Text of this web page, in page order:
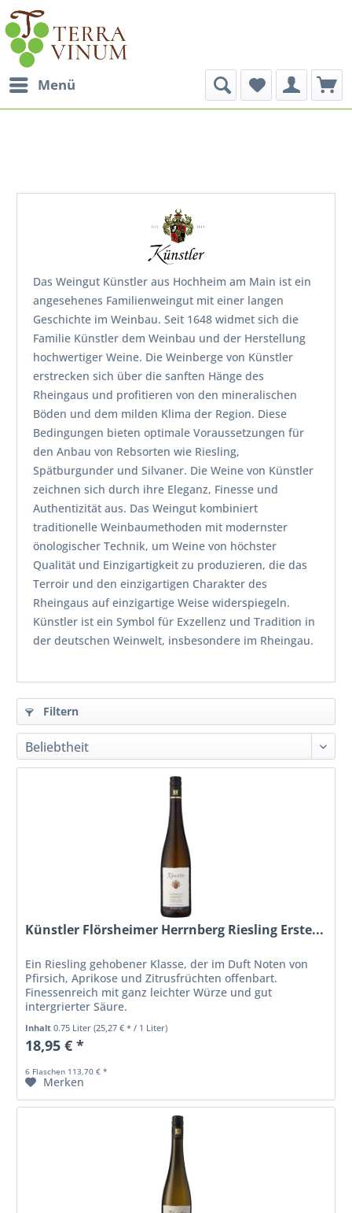
Menü
Das Weingut Künstler aus Hochheim am Main ist ein
angesehenes Familienweingut mit einer langen
Geschichte im Weinbau. Seit 1648 widmet sich die
Familie Künstler dem Weinbau und der Herstellung
hochwertiger Weine. Die Weinberge von Künstler
erstrecken sich über die sanften Hänge des
Rheingaus und profitieren von den mineralischen
Böden und dem milden Klima der Region. Diese
Bedingungen bieten optimale Voraussetzungen für
den Anbau von Rebsorten wie Riesling,
Spätburgunder und Silvaner. Die Weine von Künstler
zeichnen sich durch ihre Eleganz, Finesse und
Authentizität aus. Das Weingut kombiniert
traditionelle Weinbaumethoden mit modernster
önologischer Technik, um Weine von höchster
Qualität und Einzigartigkeit zu produzieren, die das
Terroir und den einzigartigen Charakter des
Rheingaus auf einzigartige Weise widerspiegeln.
Künstler ist ein Symbol für Exzellenz und Tradition in
der deutschen Weinwelt, insbesondere im Rheingau.
Filtern
Künstler Flörsheimer Herrnberg Riesling Erste...
Ein Riesling gehobener Klasse, der im Duft Noten von
Pfirsich, Aprikose und Zitrusfrüchten offenbart.
Finessenreich mit ganz leichter Würze und gut
intergrierter Säure.
Inhalt0.75 Liter(25,27 € * / 1 Liter)
18,95 € *
6 Flaschen 113,70 € *
Merken